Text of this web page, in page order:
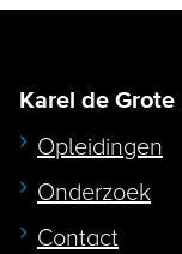
Karel de
Opleidingen
Onderzoek
Contact